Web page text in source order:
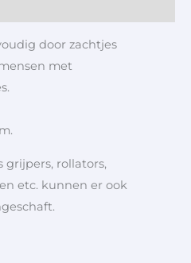
door zachtjes
met
grijpers, rollators,
etc. kunnen er ook